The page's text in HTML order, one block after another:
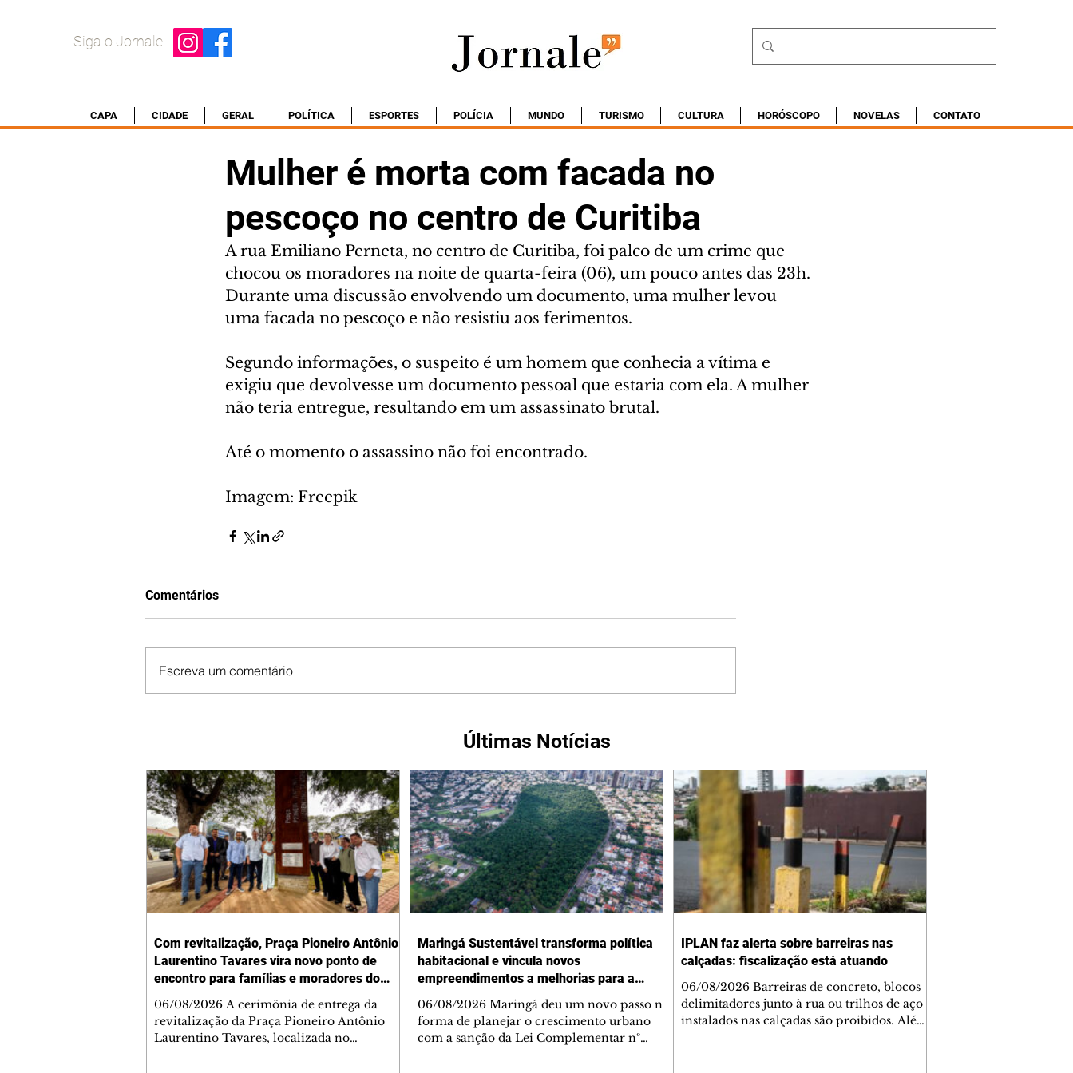
Siga o Jornale
CAPA CIDADE GERAL POLÍTICA ESPORTES POLÍCIA MUNDO TURISMO CULTURA HORÓSCOPO NOVELAS CONTATO
Mulher é morta com facada no
pescoço no centro de Curitiba
A rua Emiliano Perneta, no centro de Curitiba, foi palco de um crime que
chocou os moradores na noite de quarta-feira (06), um pouco antes das 23h.
Durante uma discussão envolvendo um documento, uma mulher levou
uma facada no pescoço e não resistiu aos ferimentos.
Segundo informações, o suspeito é um homem que conhecia a vítima e
exigiu que devolvesse um documento pessoal que estaria com ela. A mulher
não teria entregue, resultando em um assassinato brutal.
Até o momento o assassino não foi encontrado.
Imagem: Freepik
Comentários
Escreva um comentário
Últimas Notícias
Com revitalização, Praça Pioneiro Antônio
Laurentino Tavares vira novo ponto de
encontro para famílias e moradores do
Jardim Liberdade
06/08/2026 A cerimônia de entrega da
revitalização da Praça Pioneiro Antônio
Laurentino Tavares, localizada no
Maringá Sustentável transforma política
habitacional e vincula novos
empreendimentos a melhorias para a
cidade
06/08/2026 Maringá deu um novo passo na
forma de planejar o crescimento urbano
com a sanção da Lei Complementar nº
IPLAN faz alerta sobre barreiras nas
calçadas: fiscalização está atuando
06/08/2026 Barreiras de concreto, blocos
delimitadores junto à rua ou trilhos de aço
instalados nas calçadas são proibidos. Além